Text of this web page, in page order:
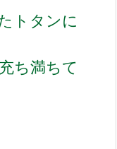
トタンに
ち満ちて